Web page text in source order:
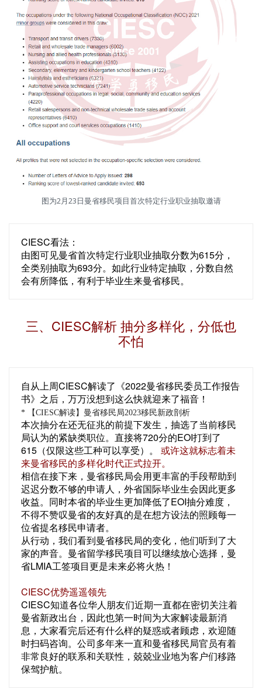
图为2月23日曼省移民项目首次特定行业职业抽取邀请
CIESC看法：
由图可见曼省首次特定行业职业抽取分数为615分，
全类别抽取为693分。如此行业特定抽取，分数自然
会有所降低，有利于毕业生来曼省移民。
三、CIESC解析 抽分多样化，分低也
不怕
自从上周CIESC解读了《2022曼省移民委员工作报告
书》之后，万万没想到这么快就迎来了福音！
* 【CIESC解读】曼省移民局2023移民新政剖析
本次抽分在还无征兆的前提下发生，抽选了当前移民
局认为的紧缺类职位。直接将720分的EOI打到了
615（仅限这些工种可以享受）。 或许这就标志着未
来曼省移民的多样化时代正式拉开。
相信在接下来，曼省移民局会用更丰富的手段帮助到
迟迟分数不够的申请人，外省国际毕业生会因此更多
收益。同时本省的毕业生更加降低了EOI抽分难度，
不得不赞叹曼省的友好真的是在想方设法的照顾每一
位省提名移民申请者。
从行动，我们看到曼省移民局的变化，他们听到了大
家的声音。曼省留学移民项目可以继续放心选择，曼
省LMIA工签项目更是未来必将火热！
CIESC优势遥遥领先
CIESC知道各位华人朋友们近期一直都在密切关注着
曼省新政出台，因此也第一时间为大家解读最新消
息，大家看完后还有什么样的疑惑或者顾虑，欢迎随
时扫码咨询。公司多年来一直和曼省移民局官员有着
非常良好的联系和关联性，兢兢业业地为客户们移路
保驾护航。